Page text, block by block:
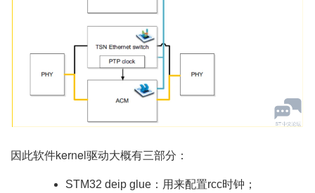
因此软件kernel驱动大概有三部分：
STM32 deip glue：用来配置rcc时钟；